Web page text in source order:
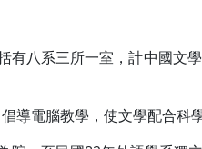
八系三所一室，計中國文
電腦教學，使文學配合科